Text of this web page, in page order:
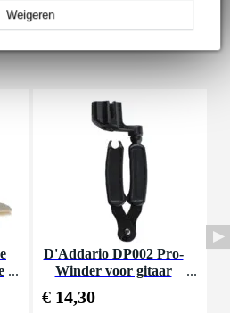
Weigeren
D'Addario DP002 Pro-
Winder voor gitaar
€ 14,30